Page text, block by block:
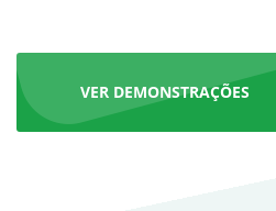
VER DEMONSTRAÇÕES